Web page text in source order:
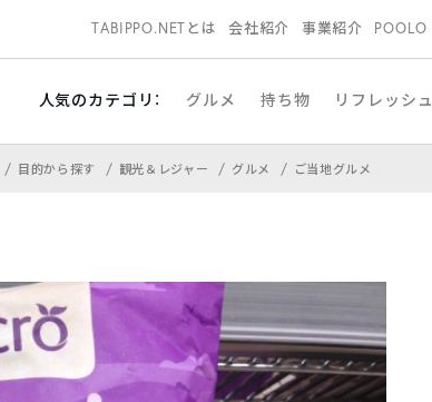
TABIPPO.NETとは 会社紹介 事業紹介 POOLO
人気のカテゴリ： グルメ 持ち物 リフレッシュ
目的から探す 観光＆レジャー グルメ ご当地グルメ